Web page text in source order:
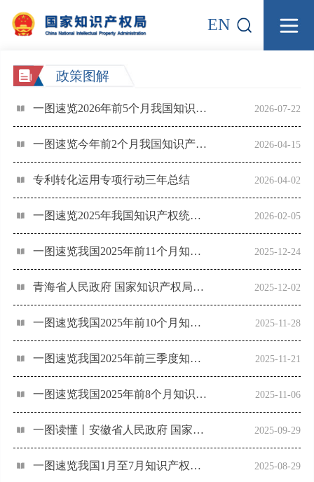
EN
政策图解
一图速览2026年前5个月我国知识产权统计数据 2026-07-22
一图速览今年前2个月我国知识产权统计数据 2026-04-15
专利转化运用专项行动三年总结 2026-04-02
一图速览2025年我国知识产权统计数据 2026-02-05
一图速览我国2025年前11个月知识产权统计数据 2025-12-24
青海省人民政府 国家知识产权局“高原绿色生态高质量发展”知识产权强省共建 2025-12-02
一图速览我国2025年前10个月知识产权统计数据 2025-11-28
一图速览我国2025年前三季度知识产权统计数据 2025-11-21
一图速览我国2025年前8个月知识产权统计数据 2025-11-06
一图读懂丨安徽省人民政府 国家知识产权局“共建‘三地一区’”知识产权强省共建 2025-09-29
一图速览我国1月至7月知识产权统计数据 2025-08-29